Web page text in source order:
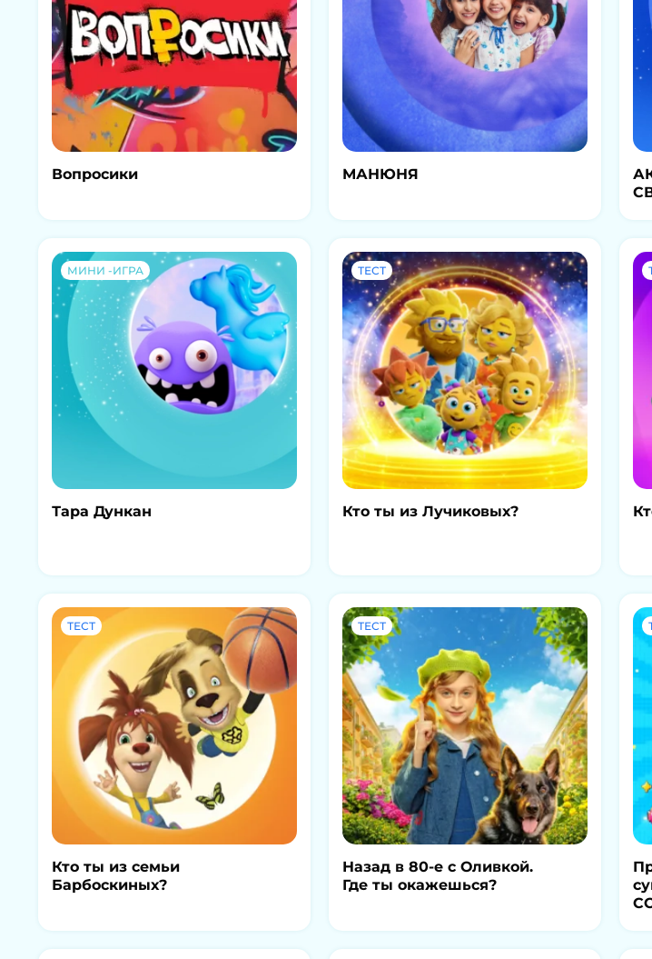
Вопросики МАНЮНЯ
МИНИ -ИГРА
Тара Дункан
ТЕСТ
Кто ты из Лучиковых?
ТЕСТ
Кто ты из семьи
Барбоскиных?
ТЕСТ
Назад в 80-е с Оливкой.
Где ты окажешься?